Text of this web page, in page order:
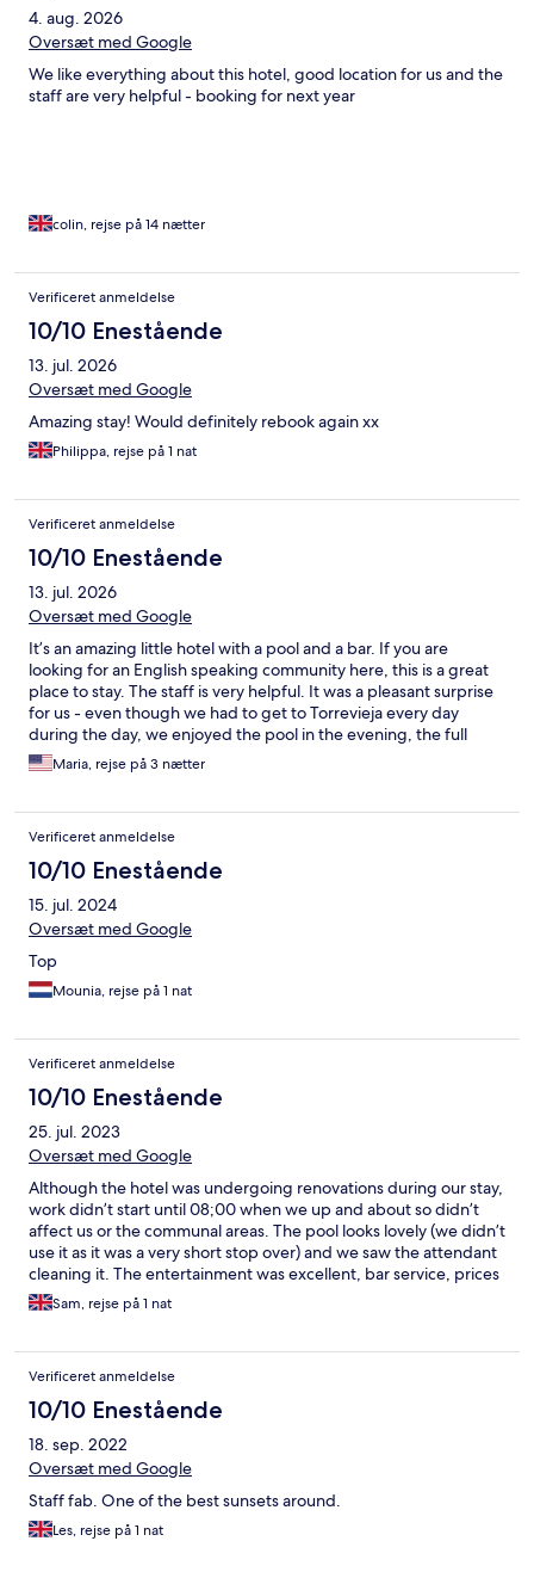
4. aug. 2026
Oversæt med Google
We like everything about this hotel, good location for us and the
staff are very helpful - booking for next year
colin, rejse på 14 nætter
Verificeret anmeldelse
10/10 Enestående
13. jul. 2026
Oversæt med Google
Amazing stay! Would definitely rebook again xx
Philippa, rejse på 1 nat
Verificeret anmeldelse
10/10 Enestående
13. jul. 2026
Oversæt med Google
It’s an amazing little hotel with a pool and a bar. If you are
looking for an English speaking community here, this is a great
place to stay. The staff is very helpful. It was a pleasant surprise
for us - even though we had to get to Torrevieja every day
during the day, we enjoyed the pool in the evening, the full
English breakfast in the morning, and the chicken kebab and
drinks at night while watching the World Cup!!
Maria, rejse på 3 nætter
Verificeret anmeldelse
10/10 Enestående
15. jul. 2024
Oversæt med Google
Top
Mounia, rejse på 1 nat
Verificeret anmeldelse
10/10 Enestående
25. jul. 2023
Oversæt med Google
Although the hotel was undergoing renovations during our stay,
work didn’t start until 08;00 when we up and about so didn’t
affect us or the communal areas. The pool looks lovely (we didn’t
use it as it was a very short stop over) and we saw the attendant
cleaning it. The entertainment was excellent, bar service, prices
and excellent menu to suit all tastes and good portion sizes. Lots
of options for breakfast with the best bacon barm I’ve ever had
amazing and obviously very popular and we managed to bag
some treats for our inward journey. When the improvements are
complete I expect the hotel will be totally amazing and
definitely worth a visit if In Algorfa. All the staff were really
helpful and welcoming.
Sam, rejse på 1 nat
Verificeret anmeldelse
10/10 Enestående
18. sep. 2022
Oversæt med Google
Staff fab. One of the best sunsets around.
Les, rejse på 1 nat